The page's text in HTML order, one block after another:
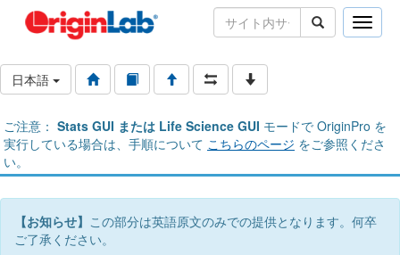
Toggle
日本語
ご注意： Stats GUI または Life Science GUI モードで OriginPro を
実行している場合は、手順について こちらのページ をご参照くださ
い。
【お知らせ】 この部分は英語原文のみでの提供となります。何卒
ご了承ください。